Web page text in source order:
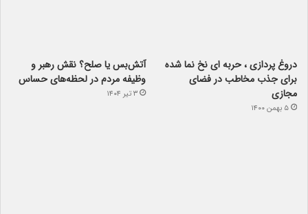
دروغ پردازی ، حربه ای نخ نما شده
برای جذب مخاطب در فضای
مجازی
۵ بهمن ۱۴۰۰
آتش‌بس یا صلح؟ نقش رهبر و
وظیفه مردم در لحظه‌های حساس
۳ تیر ۱۴۰۴